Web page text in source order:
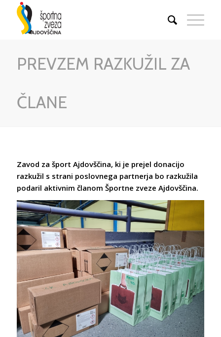
PREVZEM RAZKUŽIL ZA
ČLANE
Zavod za šport Ajdovščina, ki je prejel donacijo
razkužil s strani poslovnega partnerja bo razkužila
podaril aktivnim članom Športne zveze Ajdovščina.